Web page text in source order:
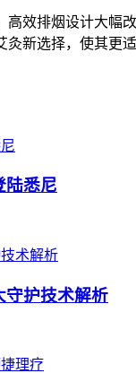
效排烟设计大幅
新选择，使其更
陆悉尼
守护技术解析